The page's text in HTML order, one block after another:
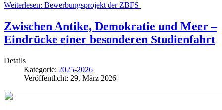
Weiterlesen: Bewerbungsprojekt der ZBFS
Zwischen Antike, Demokratie und Meer –
Eindrücke einer besonderen Studienfahrt
Details
Kategorie: 2025-2026
Veröffentlicht: 29. März 2026